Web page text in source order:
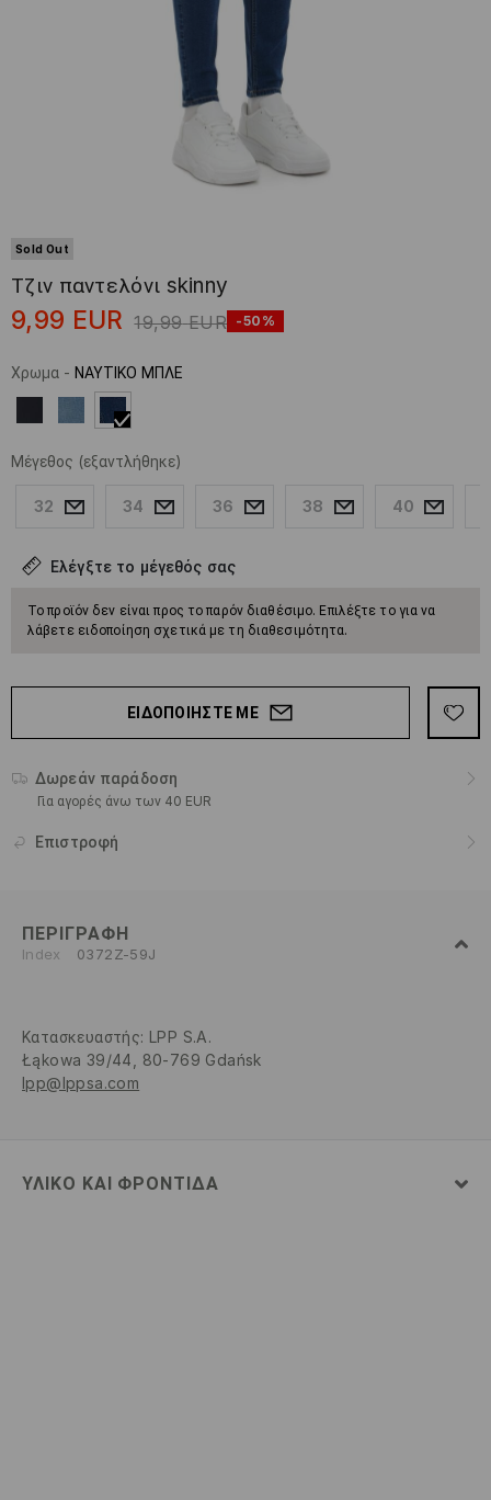
Sold Out
Τζιν παντελόνι skinny
9,99 EUR 19,99 EUR -50%
Χρωμα - ΝΑΥΤΙΚΟ ΜΠΛΕ
Μέγεθος (εξαντλήθηκε)
32 34 36 38 40
Ελέγξτε το μέγεθός σας
Το προϊόν δεν είναι προς το παρόν διαθέσιμο. Επιλέξτε το για να
λάβετε ειδοποίηση σχετικά με τη διαθεσιμότητα.
ΕΙΔΟΠΟΙΉΣΤΕ ΜΕ
Δωρεάν παράδοση
Για αγορές άνω των 40 EUR
Επιστροφή
ΠΕΡΙΓΡΑΦΉ
Index 0372Z-59J
Κατασκευαστής: LPP S.A.
Łąkowa 39/44, 80-769 Gdańsk
lpp@lppsa.com
ΥΛΙΚΌ ΚΑΙ ΦΡΟΝΤΊΔΑ